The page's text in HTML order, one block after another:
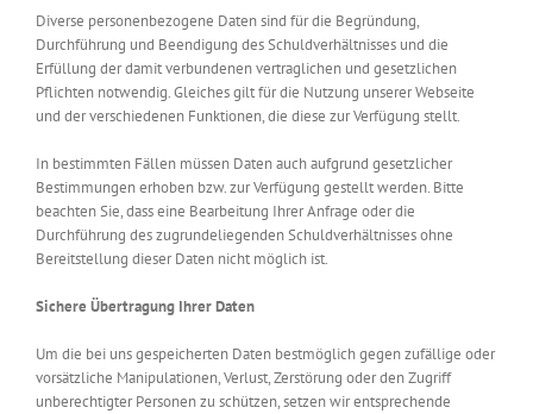
Diverse personenbezogene Daten sind für die Begründung,
Durchführung und Beendigung des Schuldverhältnisses und die
Erfüllung der damit verbundenen vertraglichen und gesetzlichen
Pflichten notwendig. Gleiches gilt für die Nutzung unserer Webseite
und der verschiedenen Funktionen, die diese zur Verfügung stellt.
In bestimmten Fällen müssen Daten auch aufgrund gesetzlicher
Bestimmungen erhoben bzw. zur Verfügung gestellt werden. Bitte
beachten Sie, dass eine Bearbeitung Ihrer Anfrage oder die
Durchführung des zugrundeliegenden Schuldverhältnisses ohne
Bereitstellung dieser Daten nicht möglich ist.
Sichere Übertragung Ihrer Daten
Um die bei uns gespeicherten Daten bestmöglich gegen zufällige oder
vorsätzliche Manipulationen, Verlust, Zerstörung oder den Zugriff
unberechtigter Personen zu schützen, setzen wir entsprechende